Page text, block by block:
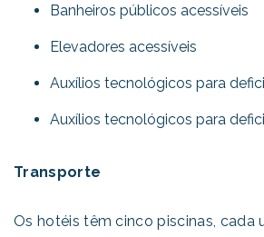
Banheiros públicos acessíveis
Elevadores acessíveis
Auxílios tecnológicos para
Auxílios tecnológicos para
Transporte
Os hotéis têm cinco piscinas, cada